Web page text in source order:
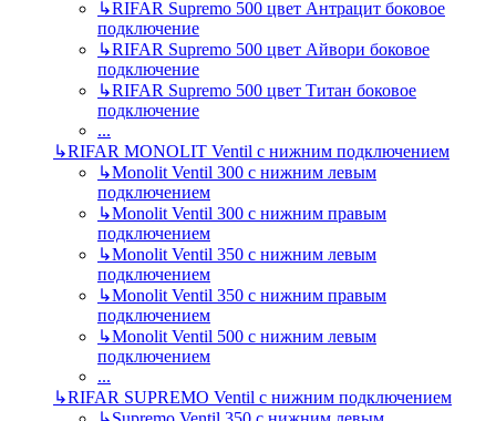
↳RIFAR Supremo 500 цвет Антрацит боковое
подключение
↳RIFAR Supremo 500 цвет Айвори боковое
подключение
↳RIFAR Supremo 500 цвет Титан боковое
подключение
...
↳RIFAR MONOLIT Ventil с нижним подключением
↳Monolit Ventil 300 с нижним левым
подключением
↳Monolit Ventil 300 с нижним правым
подключением
↳Monolit Ventil 350 с нижним левым
подключением
↳Monolit Ventil 350 с нижним правым
подключением
↳Monolit Ventil 500 с нижним левым
подключением
...
↳RIFAR SUPREMO Ventil с нижним подключением